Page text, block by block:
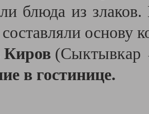
блюда из
основу
Киров (Сыктывкар
в гостинице.